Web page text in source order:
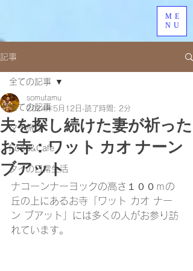
ME
NU
記事
全ての記事
タイ旅行
Food&Cafe
タイの日常生活
全ての記事
夫を探し続けた妻が祈った
お寺：ワット カオ ナーン
ブアット
somutamu
2024年5月12日 読了時間: 2分
ナコーンナーヨックの高さ１００ｍの
丘の上にあるお寺「ワット カオ ナー
ン ブアット」には多くの人がお参り訪
れています。